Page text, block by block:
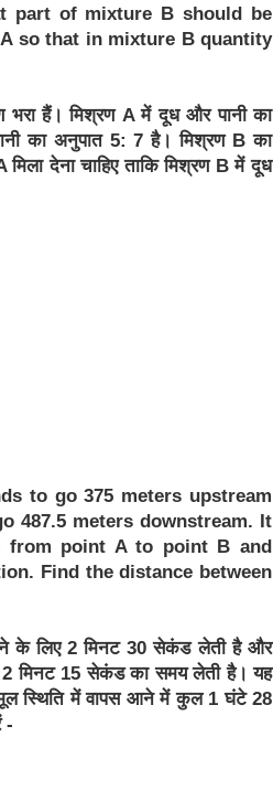
part of mixture B should be
so that in mixture B quantity
हैं। मिश्रण A में दूध और पानी का
का अनुपात 5: 7 है। मिश्रण B का
मिला देना चाहिए ताकि मिश्रण B में दूध
to go 375 meters upstream
487.5 meters downstream. It
from point A to point B and
Find the distance between
के लिए 2 मिनट 30 सेकंड लेती है और
2 मिनट 15 सेकंड का समय लेती है। यह
स्थिति में वापस आने में कुल 1 घंटे 28
-